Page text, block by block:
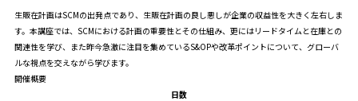
生販在計画はSCMの出発点であり、生販在計画の良し悪しが企業の収益性を大きく左右しま
す。本講座では、SCMにおける計画の重要性とその仕組み、更にはリードタイムと在庫との
関連性を学び、また昨今急激に注目を集めているS&OPや改革ポイントについて、グローバ
ルな視点を交えながら学びます。
開催概要
日数